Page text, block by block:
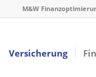
M&W
Versicherung